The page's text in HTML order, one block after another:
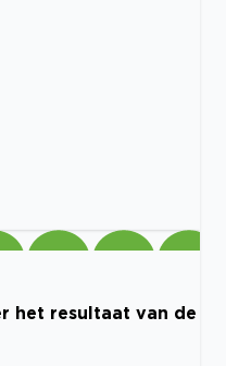
het resultaat van de